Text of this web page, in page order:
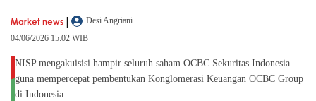
Market news |
Desi Angriani
04/06/2026 15:02 WIB
NISP mengakuisisi hampir seluruh saham OCBC Sekuritas Indonesia
guna mempercepat pembentukan Konglomerasi Keuangan OCBC Group
di Indonesia.